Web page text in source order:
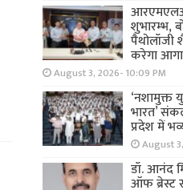
शुभारम्भ,
पैथोलॉजी
करेगा
August 3, 2026- 10:09 PM
‘नशामुक्त
भारत’
प्रदेश में
August
डॉ. आनंद
ऑफ ब्रेस्ट